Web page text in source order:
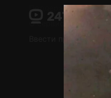
Поддержка: